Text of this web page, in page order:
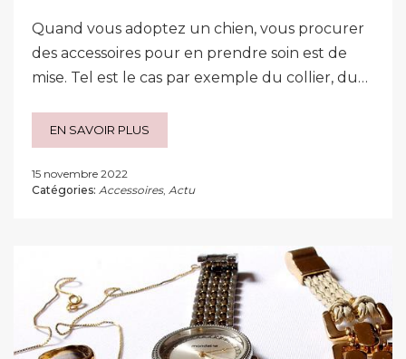
Quand vous adoptez un chien, vous procurer
des accessoires pour en prendre soin est de
mise. Tel est le cas par exemple du collier, du…
EN SAVOIR PLUS
15 novembre 2022
Catégories: Accessoires, Actu